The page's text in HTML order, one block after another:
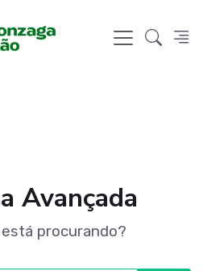
Avançada
procurando?